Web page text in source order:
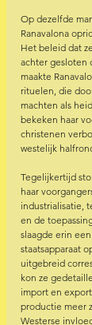
Op dezelfde
Ranavalona
Het beleid dat
achter gesloten
maakte
rituelen, die
machten als
bekeken haar
christenen
westelijk
Tegelijkertijd
haar
industrialisatie,
en de
slaagde erin
staatsapparaat
uitgebreid
kon ze
import en
productie meer
Westerse